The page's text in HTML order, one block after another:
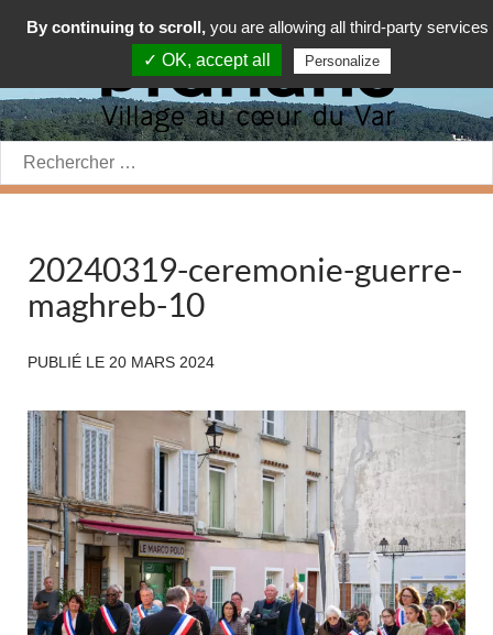
Rechercher:
20240319-ceremonie-guerre-
maghreb-10
PUBLIÉ LE 20 MARS 2024
By continuing to scroll, you are allowing all third-party services
✓ OK, accept all
Personalize